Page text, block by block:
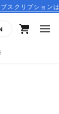
ンはこちら